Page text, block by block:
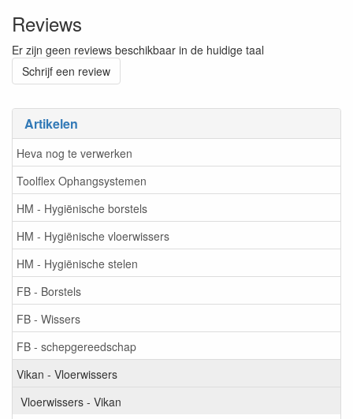
Artikelen
Heva nog te verwerken
Toolflex Ophangsystemen
HM - Hygiënische borstels
HM - Hygiënische vloerwissers
HM - Hygiënische stelen
FB - Borstels
FB - Wissers
FB - schepgereedschap
Vikan - Vloerwissers
Vloerwissers - Vikan
Reviews
Er zijn geen reviews beschikbaar in de huidige taal
Schrijf een review